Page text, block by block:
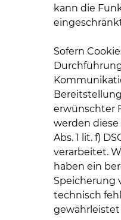
kann die
Sofern
erwünschter
werden diese
Abs. 1 lit. f)
verarbeitet.
haben ein
Speicherung
technisch
gewährleistet